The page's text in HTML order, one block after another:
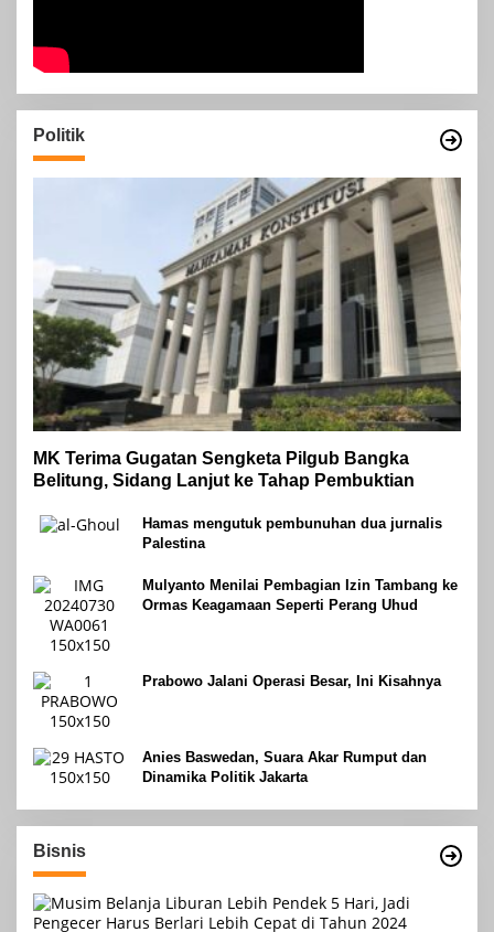
Politik
MK Terima Gugatan Sengketa Pilgub Bangka
Belitung, Sidang Lanjut ke Tahap Pembuktian
Hamas mengutuk pembunuhan dua jurnalis
Palestina
Mulyanto Menilai Pembagian Izin Tambang ke
Ormas Keagamaan Seperti Perang Uhud
Prabowo Jalani Operasi Besar, Ini Kisahnya
Anies Baswedan, Suara Akar Rumput dan
Dinamika Politik Jakarta
Bisnis